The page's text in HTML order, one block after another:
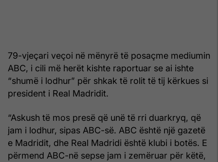
79-vjeçari veçoi në mënyrë të posaçme mediumin
ABC, i cili më herët kishte raportuar se ai ishte
“shumë i lodhur” për shkak të rolit të tij kërkues si
president i Real Madridit.
“Askush të mos presë që unë të rri duarkryq, që
jam i lodhur, sipas ABC-së. ABC është një gazetë
e Madridit, dhe Real Madridi është klubi i botës. E
përmend ABC-në sepse jam i zemëruar për këtë,